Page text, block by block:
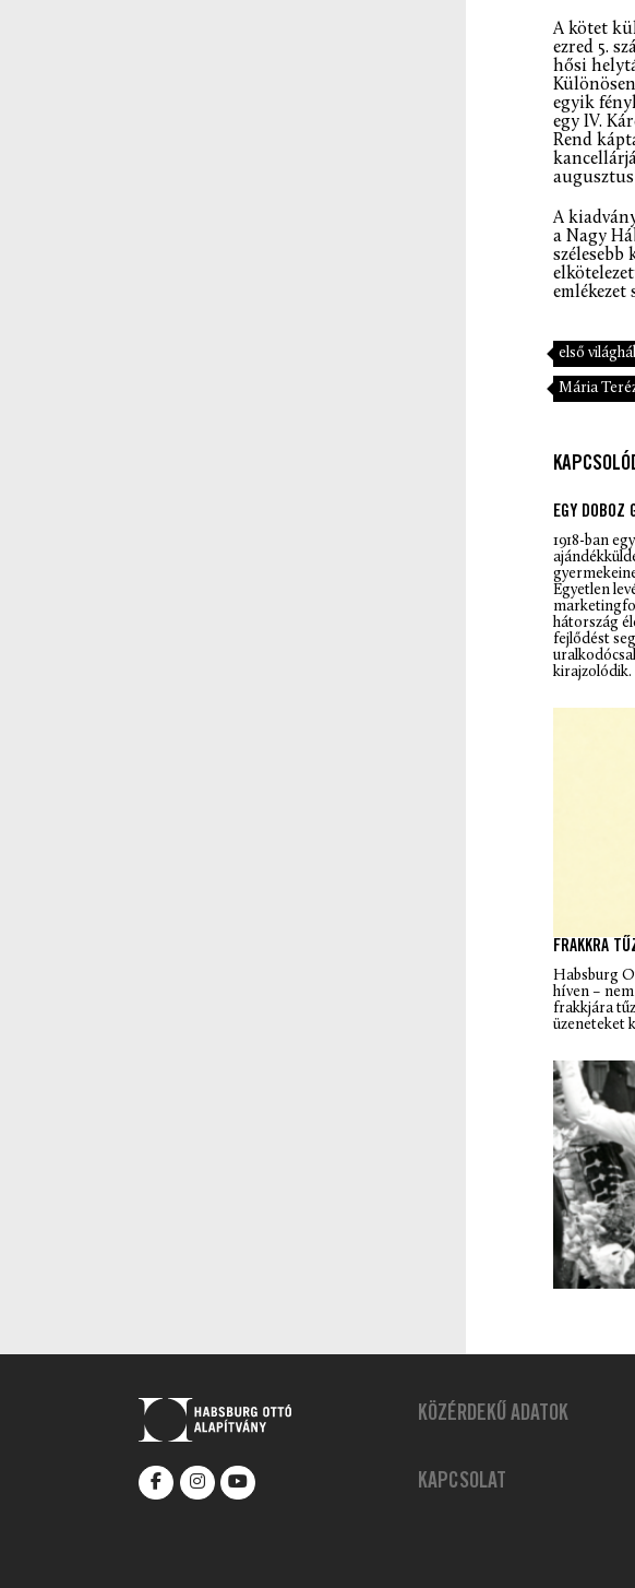
A kötet
ezred 5.
hősi
egyik
egy IV.
Rend
A
a Nagy
szélesebb
emlékezet
első
Mária
EGY DOBOZ
1918-ban
Egyetlen
hátország
fejlődést
kirajzolódik.
FRAKKRA
Habsburg
híven –
frakkjára
üzeneteket
KÖZÉRDEKŰ ADATOK
KAPCSOLAT